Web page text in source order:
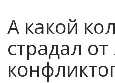
А какой
страдал